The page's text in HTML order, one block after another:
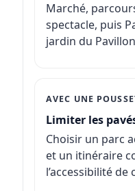
Marché,
spectacle, puis
jardin du
AVEC UNE
Limiter les
Choisir un parc
et un itinéraire
l’accessibilité de